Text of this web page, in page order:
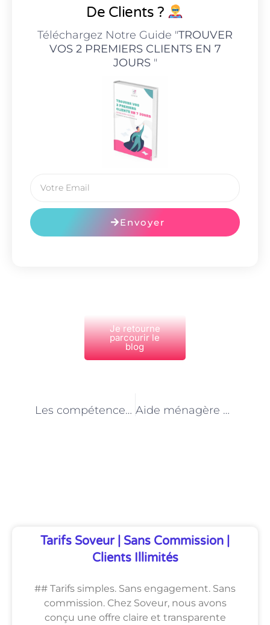
De Clients ?
Téléchargez Notre Guide "TROUVER
VOS 2 PREMIERS CLIENTS EN 7
JOURS"
Envoyer
Je retourne
parcourir le
blog
Les compétences en gestion du stress nécessaires pour être un animateur de centre de loisirs à Paris Aide ménagère à Paris : un soutien précieux pour les familles occupées
Tarifs Soveur | Sans Commission |
Clients Illimités
## Tarifs simples. Sans engagement. Sans
commission. Chez Soveur, nous avons
conçu une offre claire et transparente